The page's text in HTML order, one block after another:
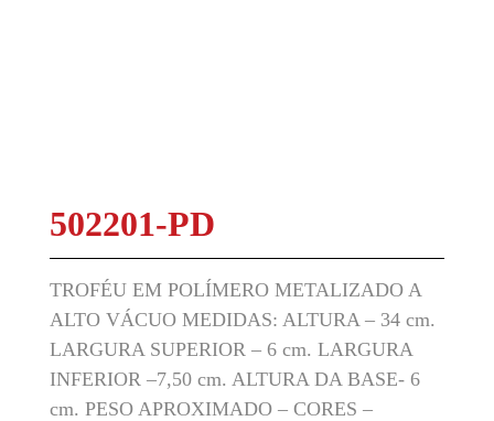
502201-PD
TROFÉU EM POLÍMERO METALIZADO A
ALTO VÁCUO MEDIDAS: ALTURA – 34 cm.
LARGURA SUPERIOR – 6 cm. LARGURA
INFERIOR –7,50 cm. ALTURA DA BASE- 6
cm. PESO APROXIMADO – CORES –